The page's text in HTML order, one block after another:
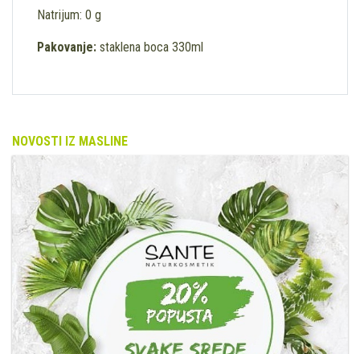
Natrijum: 0 g
Pakovanje: staklena boca 330ml
NOVOSTI IZ MASLINE